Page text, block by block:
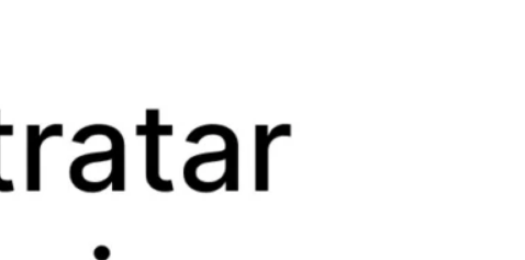
Las pop-up
stores son
tiendas